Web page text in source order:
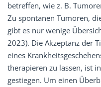
betreffen, wie z. B.
Zu spontanen Tumoren,
gibt es nur wenige
2023). Die Akzeptanz der
eines
therapieren zu lassen, ist
gestiegen. Um einen